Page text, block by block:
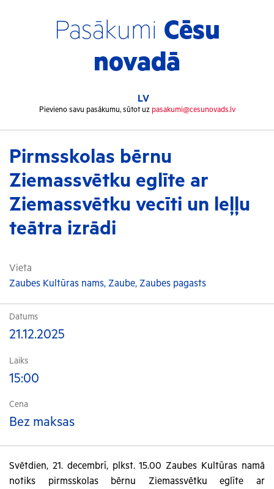
Pasākumi Cēsu
novadā
LV
Pievieno savu pasākumu, sūtot uz pasakumi@cesunovads.lv
Pirmsskolas bērnu
Ziemassvētku eglīte ar
Ziemassvētku vecīti un leļļu
teātra izrādi
Vieta
Zaubes Kultūras nams, Zaube, Zaubes pagasts
Datums
21.12.2025
Laiks
15:00
Cena
Bez maksas
Svētdien, 21. decembrī, plkst. 15.00 Zaubes Kultūras namā
notiks pirmsskolas bērnu Ziemassvētku eglīte ar